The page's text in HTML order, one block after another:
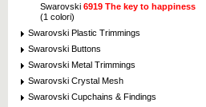
Swarovski 6919 The key to happiness
(1 colori)
Swarovski Plastic Trimmings
Swarovski Buttons
Swarovski Metal Trimmings
Swarovski Crystal Mesh
Swarovski Cupchains & Findings